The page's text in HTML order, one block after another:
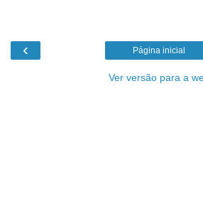
‹ Página inicial
Ver versão para a